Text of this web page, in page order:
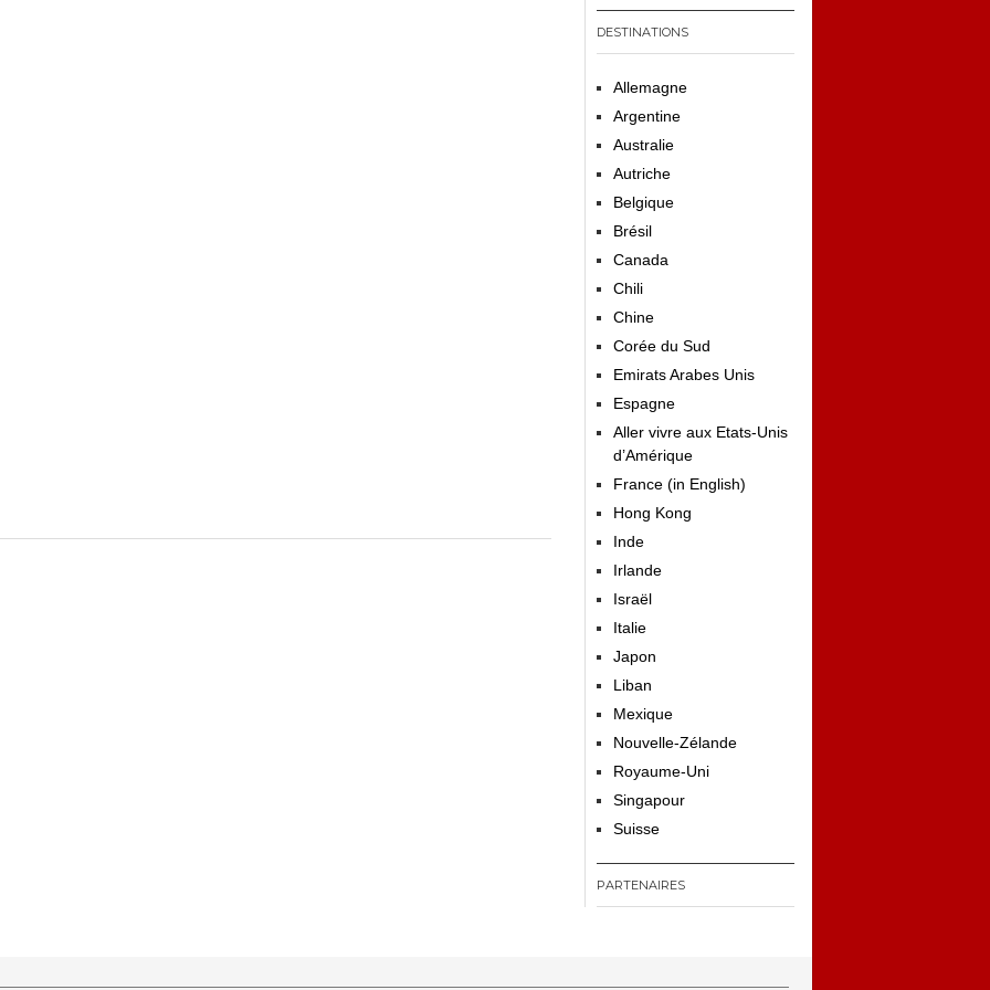
DESTINATIONS
Allemagne
Argentine
Australie
Autriche
Belgique
Brésil
Canada
Chili
Chine
Corée du Sud
Emirats Arabes Unis
Espagne
Aller vivre aux Etats-Unis
d’Amérique
France (in English)
Hong Kong
Inde
Irlande
Israël
Italie
Japon
Liban
Mexique
Nouvelle-Zélande
Royaume-Uni
Singapour
Suisse
PARTENAIRES